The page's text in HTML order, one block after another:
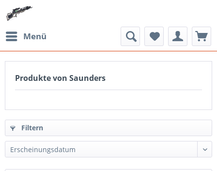
Menü
Produkte von Saunders
Filtern